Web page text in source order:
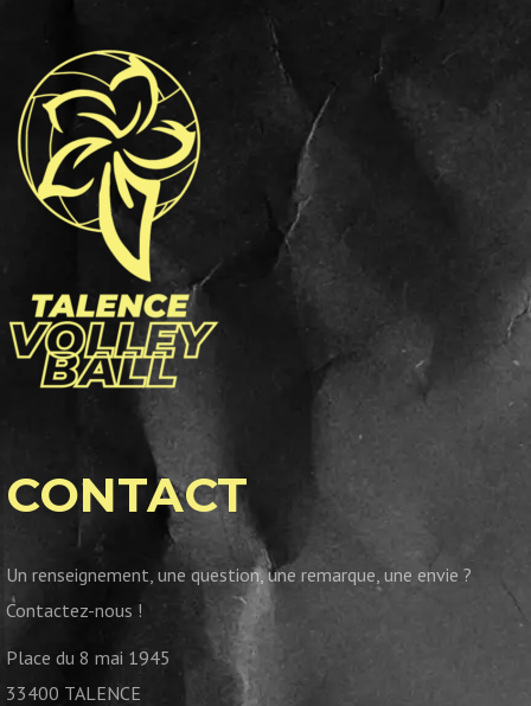
CONTACT
Un renseignement, une question, une remarque, une envie ?
Contactez-nous !
Place du 8 mai 1945
33400 TALENCE